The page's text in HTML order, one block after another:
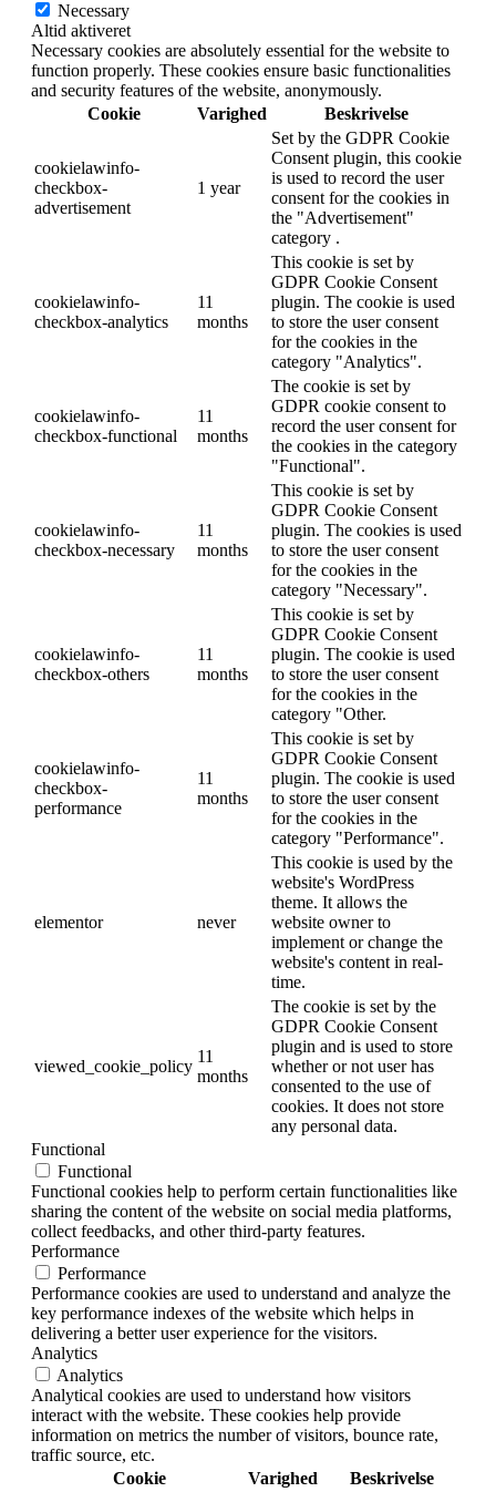
Necessary
Altid aktiveret
Necessary cookies are absolutely essential for the website to
function properly. These cookies ensure basic functionalities
and security features of the website, anonymously.
Cookie
Varighed Beskrivelse
cookielawinfo-
checkbox-
advertisement
1 year
Set by the GDPR Cookie
Consent plugin, this cookie
is used to record the user
consent for the cookies in
the "Advertisement"
category .
cookielawinfo-
checkbox-analytics
11
months
This cookie is set by
GDPR Cookie Consent
plugin. The cookie is used
to store the user consent
for the cookies in the
category "Analytics".
cookielawinfo-
checkbox-functional
11
months
The cookie is set by
GDPR cookie consent to
record the user consent for
the cookies in the category
"Functional".
cookielawinfo-
checkbox-necessary
11
months
This cookie is set by
GDPR Cookie Consent
plugin. The cookies is used
to store the user consent
for the cookies in the
category "Necessary".
cookielawinfo-
checkbox-others
11
months
This cookie is set by
GDPR Cookie Consent
plugin. The cookie is used
to store the user consent
for the cookies in the
category "Other.
cookielawinfo-
checkbox-
performance
11
months
This cookie is set by
GDPR Cookie Consent
plugin. The cookie is used
to store the user consent
for the cookies in the
category "Performance".
elementor never
This cookie is used by the
website's WordPress
theme. It allows the
website owner to
implement or change the
website's content in real-
time.
viewed_cookie_policy
11
months
The cookie is set by the
GDPR Cookie Consent
plugin and is used to store
whether or not user has
consented to the use of
cookies. It does not store
any personal data.
Functional
Functional
Functional cookies help to perform certain functionalities like
sharing the content of the website on social media platforms,
collect feedbacks, and other third-party features.
Performance
Performance
Performance cookies are used to understand and analyze the
key performance indexes of the website which helps in
delivering a better user experience for the visitors.
Analytics
Analytics
Analytical cookies are used to understand how visitors
interact with the website. These cookies help provide
information on metrics the number of visitors, bounce rate,
traffic source, etc.
Cookie
Varighed Beskrivelse